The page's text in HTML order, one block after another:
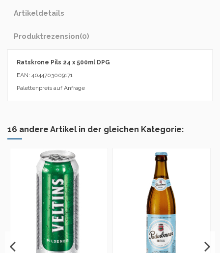
Artikeldetails
Produktrezension(0)
Ratskrone Pils 24 x 500ml DPG
EAN: 4044703009171
Palettenpreis auf Anfrage
16 andere Artikel in der gleichen Kategorie: